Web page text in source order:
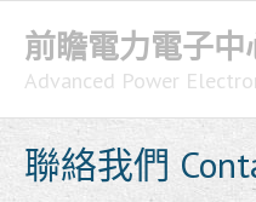
content
前瞻電力電子中
Advanced Power
聯絡我們